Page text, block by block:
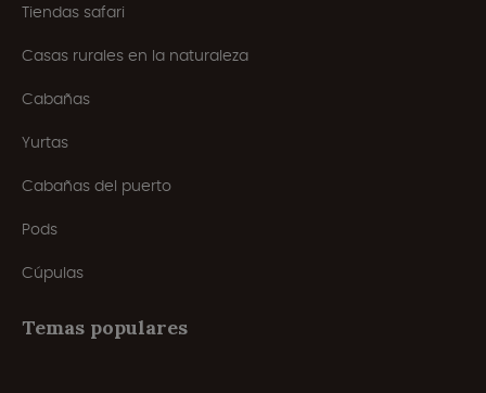
Tiendas safari
Casas rurales en la naturaleza
Cabañas
Yurtas
Cabañas del puerto
Pods
Cúpulas
Temas populares